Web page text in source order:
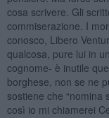
cosa scrivere. Gli
commiserazione. I
conosco, Libero
qualcosa, pure lui in
cognome- è inutile
borghese, non se ne
sostiene che “nomina
così io mi chiamerei